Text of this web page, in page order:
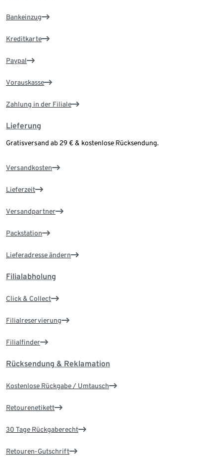
Bankeinzug
Kreditkarte
Paypal
Vorauskasse
Zahlung in der Filiale
Lieferung
Gratisversand ab 29 € & kostenlose Rücksendung.
Versandkosten
Lieferzeit
Versandpartner
Packstation
Lieferadresse ändern
Filialabholung
Click & Collect
Filialreservierung
Filialfinder
Rücksendung & Reklamation
Kostenlose Rückgabe / Umtausch
Retourenetikett
30 Tage Rückgaberecht
Retouren-Gutschrift